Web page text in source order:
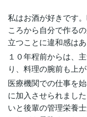
私はお酒が好きです
ころから自分で作る
立つことに違和感はあ
１０年程前からは、
り、料理の腕前も上が
医療機関での仕事を
に加入させられまし
いと後輩の管理栄養